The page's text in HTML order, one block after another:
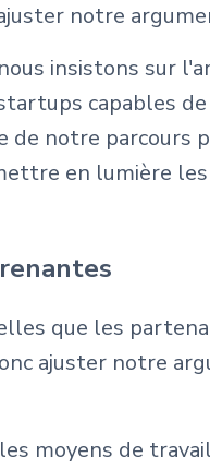
notre
insistons sur
capables
de notre parcours
en lumière
que les
ajuster notre
moyens de